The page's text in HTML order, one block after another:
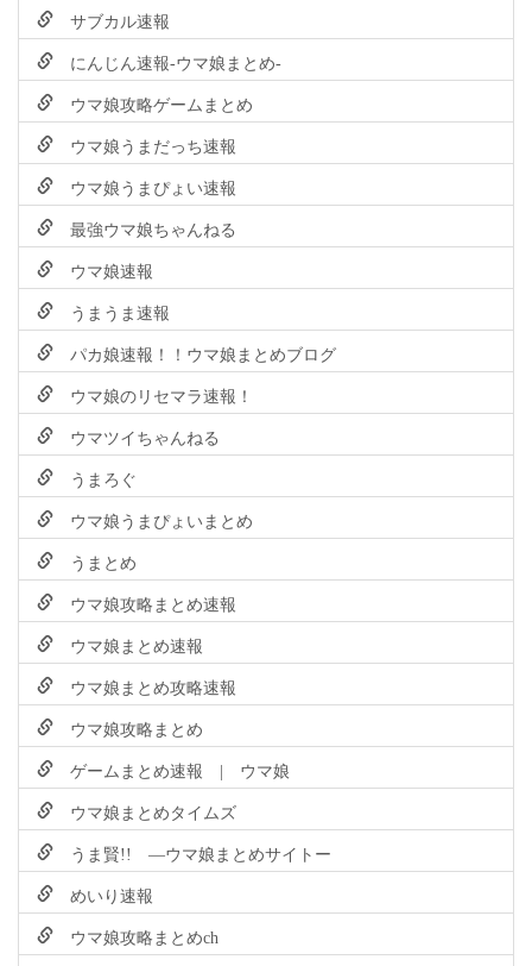
サブカル速報
にんじん速報-ウマ娘まとめ-
ウマ娘攻略ゲームまとめ
ウマ娘うまだっち速報
ウマ娘うまぴょい速報
最強ウマ娘ちゃんねる
ウマ娘速報
うまうま速報
パカ娘速報！！ウマ娘まとめブログ
ウマ娘のリセマラ速報！
ウマツイちゃんねる
うまろぐ
ウマ娘うまぴょいまとめ
うまとめ
ウマ娘攻略まとめ速報
ウマ娘まとめ速報
ウマ娘まとめ攻略速報
ウマ娘攻略まとめ
ゲームまとめ速報 | ウマ娘
ウマ娘まとめタイムズ
うま賢!! ―ウマ娘まとめサイトー
めいり速報
ウマ娘攻略まとめch